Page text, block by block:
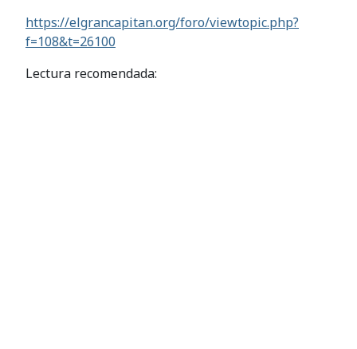
https://elgrancapitan.org/foro/viewtopic.php?
f=108&t=26100
Lectura recomendada: